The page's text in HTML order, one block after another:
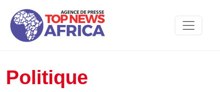
Politique